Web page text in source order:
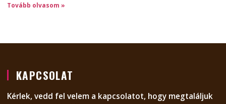
Tovább olvasom »
KAPCSOLAT
Kérlek, vedd fel velem a kapcsolatot, hogy megtaláljuk